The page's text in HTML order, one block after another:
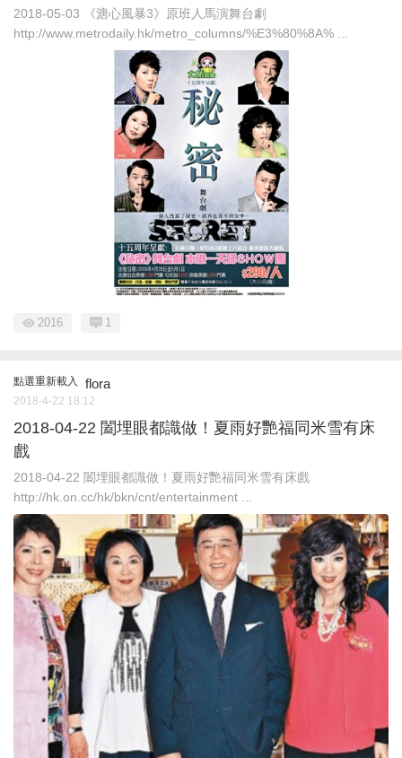
2018-05-03 《溏心風暴3》原班人馬演舞台劇
http://www.metrodaily.hk/metro_columns/%E3%80%8A% ...
2016 1
點選重新載入 flora
2018-4-22 18:12
2018-04-22 闔埋眼都識做！夏雨好艷福同米雪有床
戲
2018-04-22 闔埋眼都識做！夏雨好艷福同米雪有床戲
http://hk.on.cc/hk/bkn/cnt/entertainment ...